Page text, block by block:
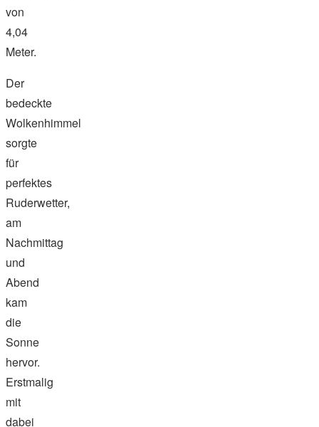
von
4,04
Meter.
Der
bedeckte
Wolkenhimmel
sorgte
für
perfektes
Ruderwetter,
am
Nachmittag
und
Abend
kam
die
Sonne
hervor.
Erstmalig
mit
dabei